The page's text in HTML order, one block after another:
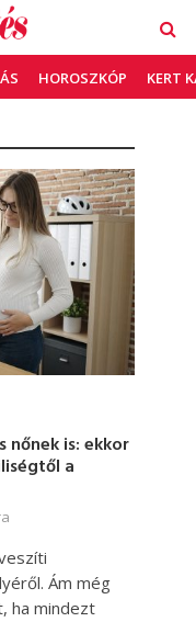
HOROSZKÓP KERT
nőnek is: ekkor
a
Ám még
ha mindezt